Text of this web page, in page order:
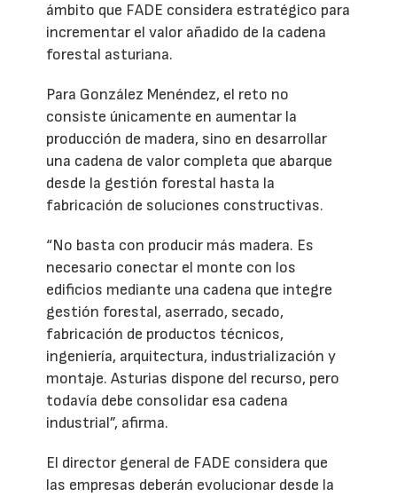
ámbito que FADE considera estratégico para
incrementar el valor añadido de la cadena
forestal asturiana.
Para González Menéndez, el reto no
consiste únicamente en aumentar la
producción de madera, sino en desarrollar
una cadena de valor completa que abarque
desde la gestión forestal hasta la
fabricación de soluciones constructivas.
“No basta con producir más madera. Es
necesario conectar el monte con los
edificios mediante una cadena que integre
gestión forestal, aserrado, secado,
fabricación de productos técnicos,
ingeniería, arquitectura, industrialización y
montaje. Asturias dispone del recurso, pero
todavía debe consolidar esa cadena
industrial”, afirma.
El director general de FADE considera que
las empresas deberán evolucionar desde la